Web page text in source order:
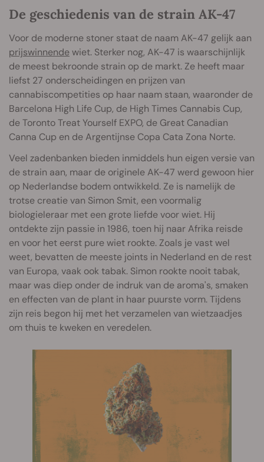
De geschiedenis van de strain AK-47
Voor de moderne stoner staat de naam AK-47 gelijk aan
prijswinnendewiet. Sterker nog, AK-47 is waarschijnlijk
de meest bekroonde strain op de markt. Ze heeft maar
liefst 27 onderscheidingen en prijzen van
cannabiscompetities op haar naam staan, waaronder de
Barcelona High Life Cup, de High Times Cannabis Cup,
de Toronto Treat Yourself EXPO, de Great Canadian
Canna Cup en de Argentijnse Copa Cata Zona Norte.
Veel zadenbanken bieden inmiddels hun eigen versie van
de strain aan, maar de originele AK-47 werd gewoon hier
op Nederlandse bodem ontwikkeld. Ze is namelijk de
trotse creatie van Simon Smit, een voormalig
biologieleraar met een grote liefde voor wiet. Hij
ontdekte zijn passie in 1986, toen hij naar Afrika reisde
en voor het eerst pure wiet rookte. Zoals je vast wel
weet, bevatten de meeste joints in Nederland en de rest
van Europa, vaak ook tabak. Simon rookte nooit tabak,
maar was diep onder de indruk van de aroma's, smaken
en effecten van de plant in haar puurste vorm. Tijdens
zijn reis begon hij met het verzamelen van wietzaadjes
om thuis te kweken en veredelen.